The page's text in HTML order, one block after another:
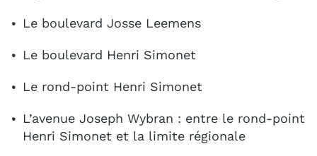
Le boulevard Josse Leemens
Le boulevard Henri Simonet
Le rond-point Henri Simonet
L’avenue Joseph Wybran : entre le rond-point
Henri Simonet et la limite régionale